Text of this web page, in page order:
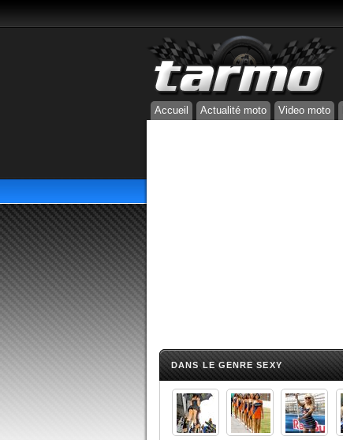
Accueil Actualité moto Video moto
DANS LE GENRE SEXY